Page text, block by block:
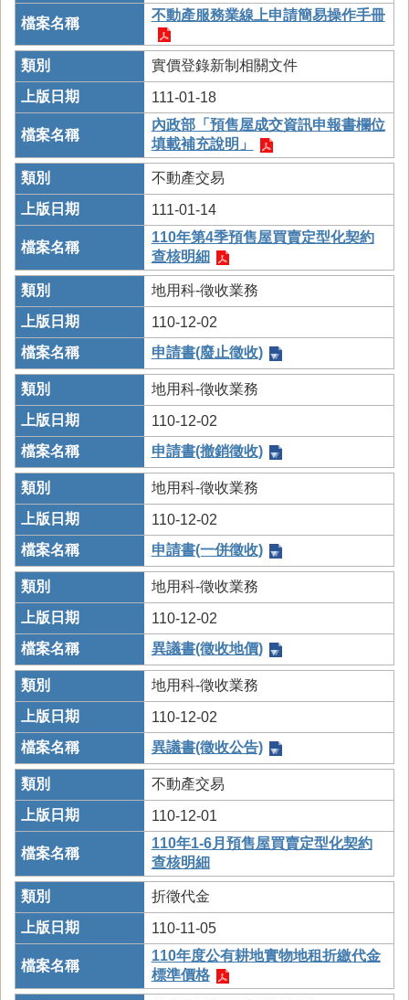
不動產服務業線上申請簡易操作手冊
實價登錄新制相關文件
111-01-18
內政部「預售屋成交資訊申報書欄位
填載補充說明」
不動產交易
111-01-14
110年第4季預售屋買賣定型化契約
查核明細
地用科-徵收業務
110-12-02
申請書(廢止徵收)
地用科-徵收業務
110-12-02
申請書(撤銷徵收)
地用科-徵收業務
110-12-02
申請書(一併徵收)
地用科-徵收業務
110-12-02
異議書(徵收地價)
地用科-徵收業務
110-12-02
異議書(徵收公告)
不動產交易
110-12-01
110年1-6月預售屋買賣定型化契約
查核明細
折徵代金
110-11-05
110年度公有耕地實物地租折繳代金
標準價格